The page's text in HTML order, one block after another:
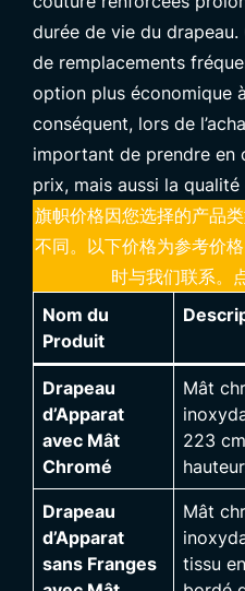
durée de vie du
de remplacements
option plus économique
conséquent, lors de
important de prendre en
prix, mais aussi la
旗帜价格因您选择的产品
不同。以下价格为参考价
时与我们联系。
Nom du
Produit
Drapeau
d’Apparat
avec Mât
Chromé
Mât
223
Drapeau
d’Apparat
sans Franges
Mât
tissu